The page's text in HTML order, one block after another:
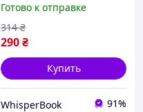
Leeseph 10шт серебро
MV039 длина 30 мм D8
Готово к отправке
290₴
314 ₴
Купить
WhisperBook 91%